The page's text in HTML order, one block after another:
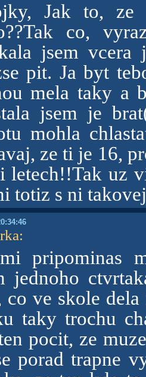
Jak to, ze
co,
jsem
pit. Ja byt
mela taky a
jsem je
mohla
ze ti je 16,
letech!!Tak uz
totiz s ni
:
pripominas
jednoho
co ve skole
taky trochu
pocit, ze
porad trapne